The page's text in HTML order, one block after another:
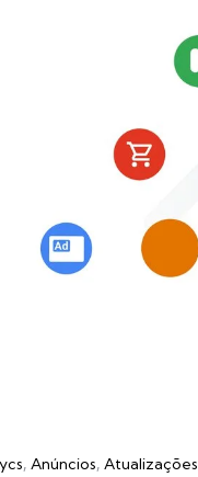
Anúncios Atualizações